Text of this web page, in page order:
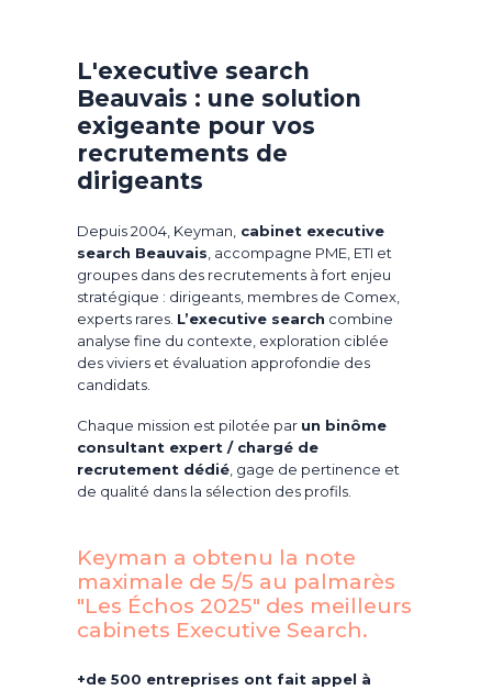
L'executive search
Beauvais : une solution
exigeante pour vos
recrutements de
dirigeants
Depuis 2004, Keyman, cabinet executive
search Beauvais , accompagne PME, ETI et
groupes dans des recrutements à fort enjeu
stratégique : dirigeants, membres de Comex,
experts rares. L’executive search combine
analyse fine du contexte, exploration ciblée
des viviers et évaluation approfondie des
candidats.
Chaque mission est pilotée par un binôme
consultant expert / chargé de
recrutement dédié , gage de pertinence et
de qualité dans la sélection des profils.
Keyman a obtenu la note
maximale de 5/5 au palmarès
"Les Échos 2025" des meilleurs
cabinets Executive Search.​
+de 500 entreprises ont fait appel à